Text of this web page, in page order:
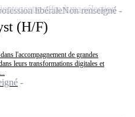
(H/F)
l'accompagnement de grandes
leurs transformations digitales et
libéraleNon renseigné
cette offre à ma sélection